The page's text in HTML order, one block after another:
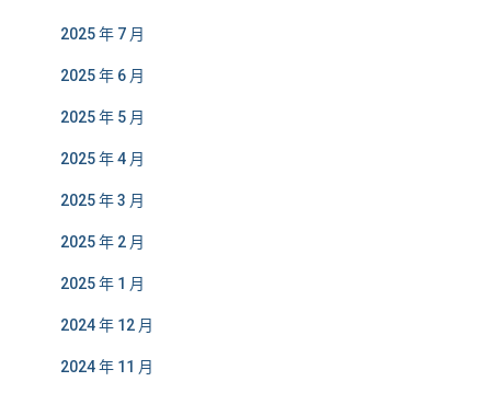
2025 年 7 月
2025 年 6 月
2025 年 5 月
2025 年 4 月
2025 年 3 月
2025 年 2 月
2025 年 1 月
2024 年 12 月
2024 年 11 月